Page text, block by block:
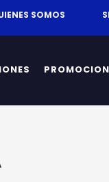
SOMOS